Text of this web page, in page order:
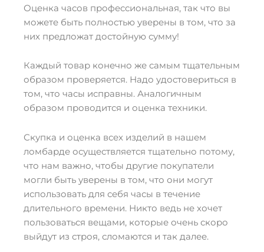
Оценка часов профессиональная, так что вы
можете быть полностью уверены в том, что за
них предложат достойную сумму!
Каждый товар конечно же самым тщательным
образом проверяется. Надо удостовериться в
том, что часы исправны. Аналогичным
образом проводится и оценка техники.
Скупка и оценка всех изделий в нашем
ломбарде осуществляется тщательно потому,
что нам важно, чтобы другие покупатели
могли быть уверены в том, что они могут
использовать для себя часы в течение
длительного времени. Никто ведь не хочет
пользоваться вещами, которые очень скоро
выйдут из строя, сломаются и так далее.